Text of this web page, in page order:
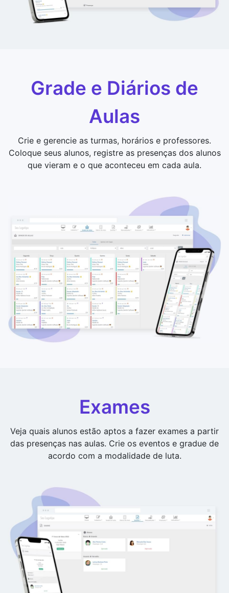
Grade e Diários de
Aulas
Crie e gerencie as turmas, horários e professores.
Coloque seus alunos, registre as presenças dos alunos
que vieram e o que aconteceu em cada aula.
Exames
Veja quais alunos estão aptos a fazer exames a partir
das presenças nas aulas. Crie os eventos e gradue de
acordo com a modalidade de luta.